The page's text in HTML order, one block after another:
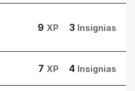
9 XP 3 Insignias
7 XP 4 Insignias